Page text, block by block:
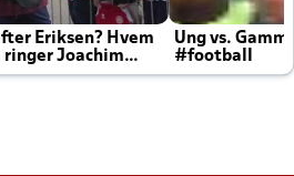
Eriksen? Hvem
ringer Joachim
Ung vs.
#football